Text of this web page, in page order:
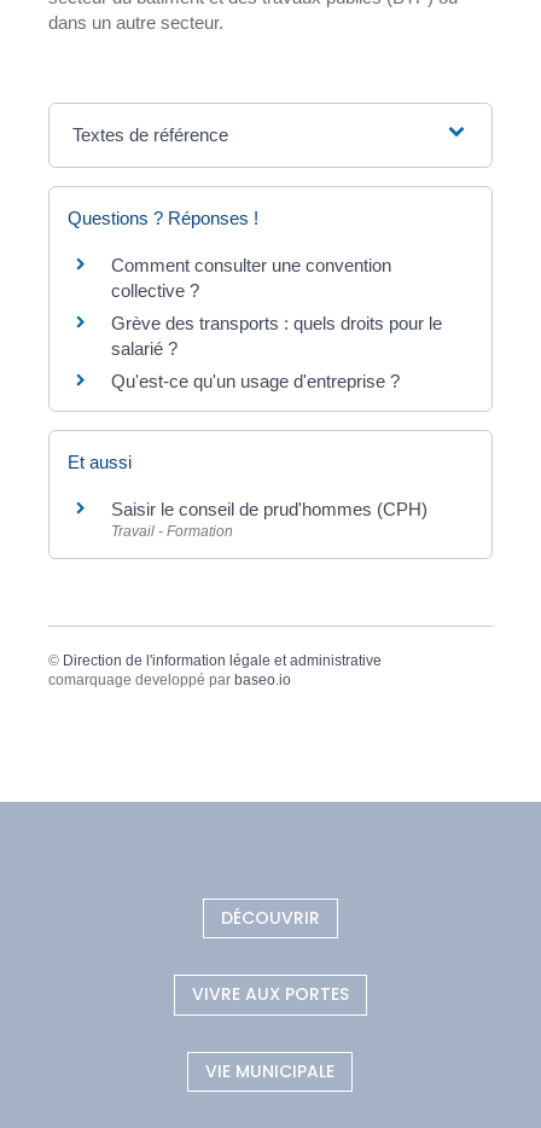
dans un autre secteur.
Textes de référence
Questions ? Réponses !
Comment consulter une convention
collective ?
Grève des transports : quels droits pour le
salarié ?
Qu'est-ce qu'un usage d'entreprise ?
Et aussi
Saisir le conseil de prud'hommes (CPH)
Travail - Formation
© Direction de l'information légale et administrative
comarquage developpé par baseo.io
DÉCOUVRIR
VIVRE AUX PORTES
VIE MUNICIPALE